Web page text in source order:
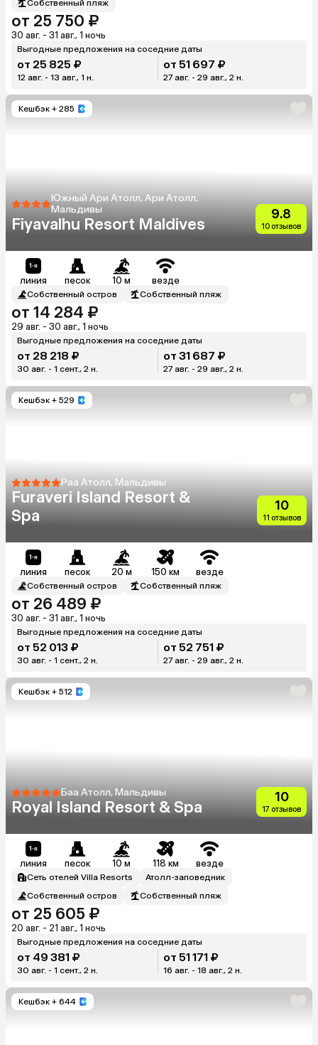
Собственный пляж
от 25 750 ₽
30 авг. - 31 авг., 1 ночь
Выгодные предложения на соседние даты
от 25 825 ₽
12 авг. - 13 авг., 1 н.
от 51 697 ₽
27 авг. - 29 авг., 2 н.
Кешбэк + 285
Южный Ари Атолл, Ари Атолл,
Мальдивы
Fiyavalhu Resort Maldives
9.8
10 отзывов
линия песок 10 м везде
Собственный остров Собственный пляж
от 14 284 ₽
29 авг. - 30 авг., 1 ночь
Выгодные предложения на соседние даты
от 28 218 ₽
30 авг. - 1 сент., 2 н.
от 31 687 ₽
27 авг. - 29 авг., 2 н.
Кешбэк + 529
Раа Атолл, Мальдивы
Furaveri Island Resort &
Spa
10
11 отзывов
линия песок 20 м 150 км везде
Собственный остров Собственный пляж
от 26 489 ₽
30 авг. - 31 авг., 1 ночь
Выгодные предложения на соседние даты
от 52 013 ₽
30 авг. - 1 сент., 2 н.
от 52 751 ₽
27 авг. - 29 авг., 2 н.
Кешбэк + 512
Баа Атолл, Мальдивы
Royal Island Resort & Spa
10
17 отзывов
линия песок 10 м 118 км везде
Сеть отелей Villa Resorts
Атолл-заповедник
Собственный остров
Собственный пляж
от 25 605 ₽
20 авг. - 21 авг., 1 ночь
Выгодные предложения на соседние даты
от 49 381 ₽
30 авг. - 1 сент., 2 н.
от 51 171 ₽
16 авг. - 18 авг., 2 н.
Кешбэк + 644